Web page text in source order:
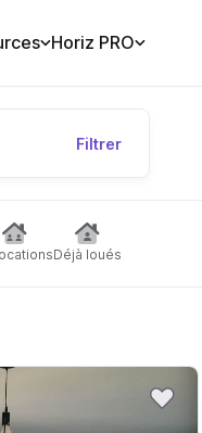
Horiz PRO
Filtrer
Déjà loués